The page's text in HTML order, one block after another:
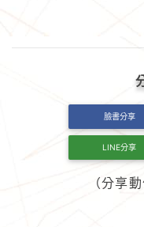
臉書分享
LINE分享
（分享